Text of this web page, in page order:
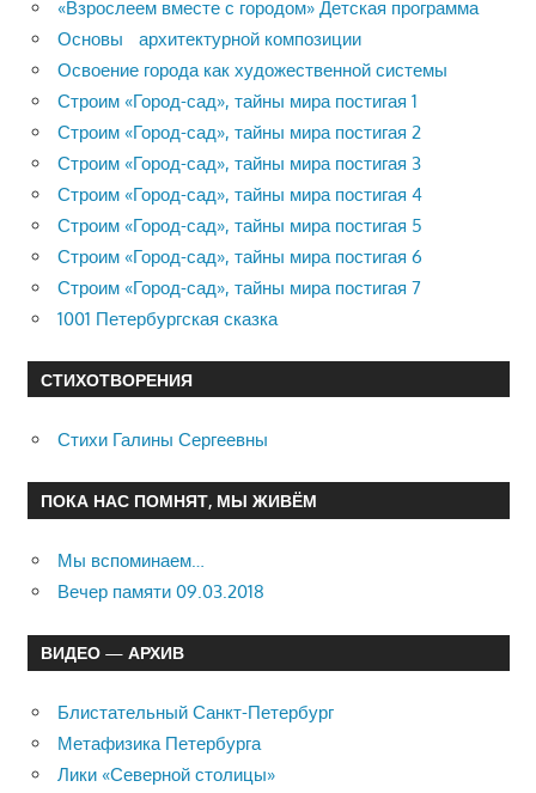
«Взрослеем вместе с городом» Детская программа
Основы архитектурной композиции
Освоение города как художественной системы
Строим «Город-сад», тайны мира постигая 1
Строим «Город-сад», тайны мира постигая 2
Строим «Город-сад», тайны мира постигая 3
Строим «Город-сад», тайны мира постигая 4
Строим «Город-сад», тайны мира постигая 5
Строим «Город-сад», тайны мира постигая 6
Строим «Город-сад», тайны мира постигая 7
1001 Петербургская сказка
СТИХОТВОРЕНИЯ
Стихи Галины Сергеевны
ПОКА НАС ПОМНЯТ, МЫ ЖИВЁМ
Мы вспоминаем…
Вечер памяти 09.03.2018
ВИДЕО — АРХИВ
Блистательный Санкт-Петербург
Метафизика Петербурга
Лики «Северной столицы»